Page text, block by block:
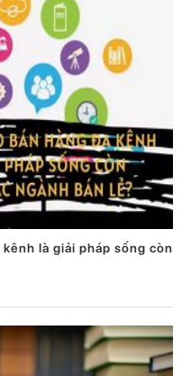
kênh là giải pháp sống còn